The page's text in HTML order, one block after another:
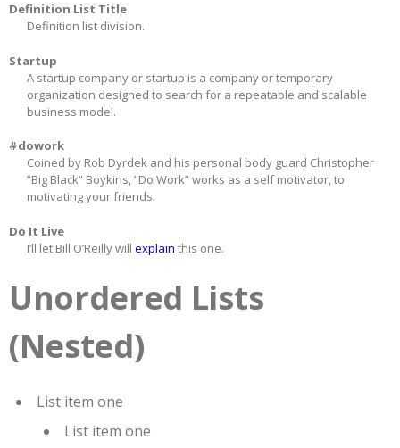
Definition List Title
Definition list division.
Startup
A startup company or startup is a company or temporary
organization designed to search for a repeatable and scalable
business model.
#dowork
Coined by Rob Dyrdek and his personal body guard Christopher
“Big Black” Boykins, “Do Work” works as a self motivator, to
motivating your friends.
Do It Live
I’ll let Bill O’Reilly will explain this one.
Unordered Lists
(Nested)
List item one
List item one